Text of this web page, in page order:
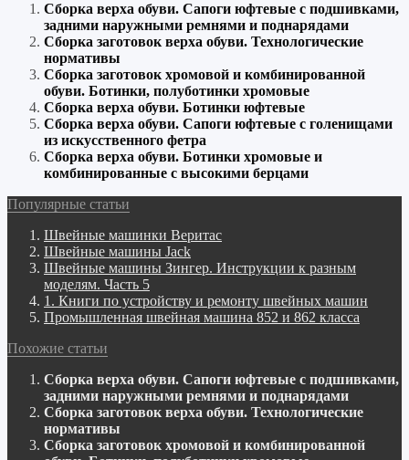
Сборка верха обуви. Сапоги юфтевые с подшивками,
задними наружными ремнями и поднарядами
Сборка заготовок верха обуви. Технологические
нормативы
Сборка заготовок хромовой и комбинированной
обуви. Ботинки, полуботинки хромовые
Сборка верха обуви. Ботинки юфтевые
Сборка верха обуви. Сапоги юфтевые с голенищами
из искусственного фетра
Сборка верха обуви. Ботинки хромовые и
комбинированные с высокими берцами
Популярные статьи
Швейные машинки Веритас
Швейные машины Jack
Швейные машины Зингер. Инструкции к разным
моделям. Часть 5
1. Книги по устройству и ремонту швейных машин
Промышленная швейная машина 852 и 862 класса
Похожие статьи
Сборка верха обуви. Сапоги юфтевые с подшивками,
задними наружными ремнями и поднарядами
Сборка заготовок верха обуви. Технологические
нормативы
Сборка заготовок хромовой и комбинированной